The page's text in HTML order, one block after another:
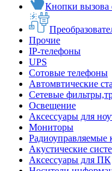
Кнопки вызова
Прочие
IP-телефоны
UPS
Сотовые телефоны
Автомвтические
Сетевые
Освещение
Аксессуары для
Мониторы
Радиоуправляемые
Акустические
Аксессуары для ПК